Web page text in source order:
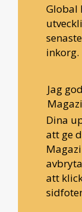
Global
inkorg.
Jag
Dina
att ge
att